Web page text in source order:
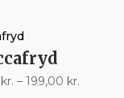
kr. – 199,00 kr.